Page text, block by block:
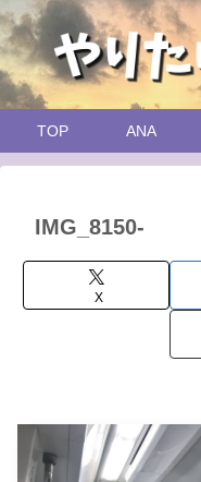
TOP ANA
IMG_8150-
X